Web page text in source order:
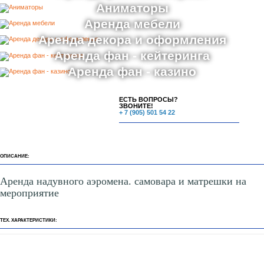
Аниматоры
Аренда мебели
Аренда декора и оформления
Аренда фан - кейтеринга
Аренда фан - казино
ЕСТЬ ВОПРОСЫ?
ЗВОНИТЕ!
+ 7 (905) 501 54 22
ОПИСАНИЕ:
Аренда надувного аэромена. самовара и матрешки на
мероприятие
ТЕХ. ХАРАКТЕРИСТИКИ: